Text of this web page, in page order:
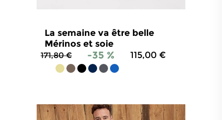
4.8/5
La semaine va être belle
Mérinos et soie
171,80 € -35 % 115,00 €